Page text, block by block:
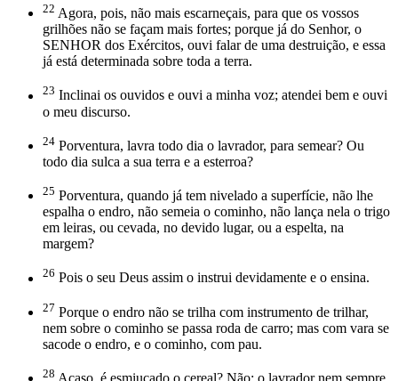
22 Agora, pois, não mais escarneçais, para que os vossos
grilhões não se façam mais fortes; porque já do Senhor, o
SENHOR dos Exércitos, ouvi falar de uma destruição, e essa
já está determinada sobre toda a terra.
23 Inclinai os ouvidos e ouvi a minha voz; atendei bem e ouvi
o meu discurso.
24 Porventura, lavra todo dia o lavrador, para semear? Ou
todo dia sulca a sua terra e a esterroa?
25 Porventura, quando já tem nivelado a superfície, não lhe
espalha o endro, não semeia o cominho, não lança nela o trigo
em leiras, ou cevada, no devido lugar, ou a espelta, na
margem?
26 Pois o seu Deus assim o instrui devidamente e o ensina.
27 Porque o endro não se trilha com instrumento de trilhar,
nem sobre o cominho se passa roda de carro; mas com vara se
sacode o endro, e o cominho, com pau.
28